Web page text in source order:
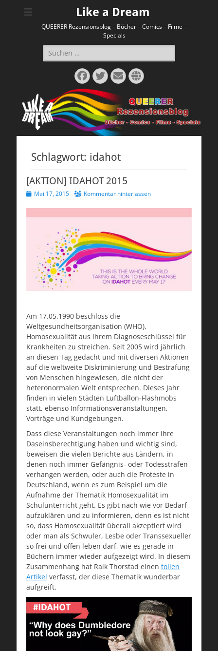
Like a Dream
QUEERER Rezensionsblog – Bücher – Comics – Filme –
Specials
Suchen
nach:
Facebook
Twitter
E-
Mail
Website
Schlagwort: idahot
[AKTION] IDAHOT 2015
Veröffentlicht
Mai 17, 2015 Kommentar hinterlassen
Am 17.05.1990 beschloss die
Weltgesundheitsorganisation (WHO),
Homosexualität aus ihrem Diagnoseschlüssel für
Krankheiten zu streichen. Seit 2005 wird jährlich
an diesen Tag gedacht und mit diversen Aktionen
auf die weltweite Diskriminierung und Bestrafung
von Menschen hingewiesen, die nicht der
heteronormalen Welt entsprechen. Dieses Jahr
finden in vielen Städten Luftballon-Flashmobs
statt, ebenso Informationsveranstaltungen,
Vorträge und Kundgebungen.
Dass diese Veranstaltungen noch immer ihre
Daseinsberechtigung haben und wichtig sind,
beweisen die vielen Berichte aus Ländern, in
denen noch immer Gefängnis- oder Todesstrafen
verhangen werden, oder auch die Proteste in
Deutschland, wenn es zum Beispiel um die
Aufnahme der Thematik Homosexualität im
Schulunterricht geht. Es gibt nach wie vor Bedarf
aufzuklären und zu informieren, denn es ist nicht
so, dass Homosexualität überall akzeptiert wird
oder man als Schwuler, Lesbe oder Transsexueller
so frei und offen leben darf, wie es gerade in
Büchern immer wieder aufgezeigt wird. In diesem
Zusammenhang hat Raik Thorstad einen tollen
Artikel verfasst, der diese Thematik wunderbar
aufgreift.